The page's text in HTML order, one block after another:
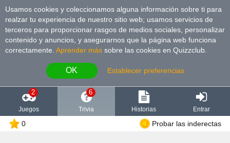
Usamos cookies y coleccionamos alguna información sobre ti para
realzar tu experiencia de nuestro sitio web; usamos servicios de
terceros para proporcionar rasgos de medios sociales, personalizar
contenido y anuncios, y asegurarnos que la página web funciona
correctamente. Aprender más sobre las cookies en Quizzclub.
OK Establecer preferencias
2
Juegos
6
Trivia Historias Entrar
0 Probar las inderectas